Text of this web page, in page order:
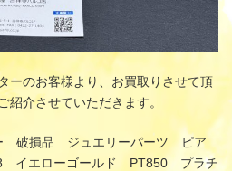
ーのお客様より、お買取りさせて頂
紹介させていただきます。
破損品 ジュエリーパーツ ピア
イエローゴールド PT850 プラチ